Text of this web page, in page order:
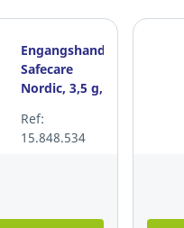
Engangshandsker,
Safecare
Nordic, 3,5 g,
str. M
Ref:
15.848.534